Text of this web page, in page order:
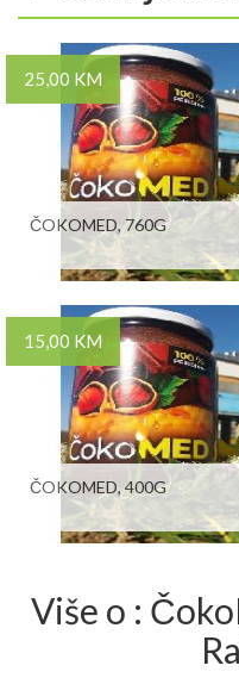
25,00 KM
ČOKOMED, 760G
15,00 KM
ČOKOMED, 400G
Više o :